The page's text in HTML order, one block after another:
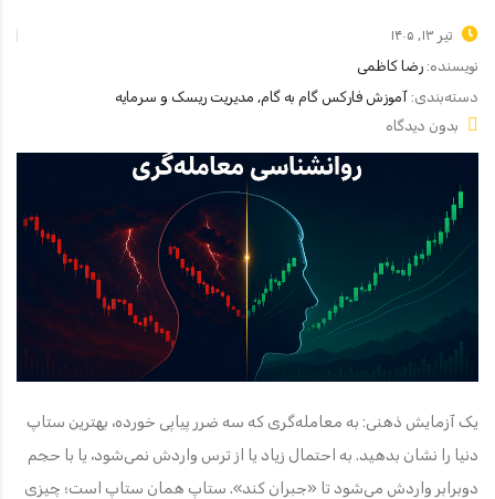
تیر ۱۳, ۱۴۰۵
نویسنده: رضا کاظمی
دسته‌بندی: آموزش فارکس گام به گام, مدیریت ریسک و سرمایه
بدون دیدگاه
یک آزمایش ذهنی: به معامله‌گری که سه ضرر پیاپی خورده، بهترین ستاپ
دنیا را نشان بدهید. به احتمال زیاد یا از ترس واردش نمی‌شود، یا با حجم
دوبرابر واردش می‌شود تا «جبران کند». ستاپ همان ستاپ است؛ چیزی